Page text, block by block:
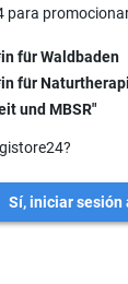
para
für Waldbaden
für
und MBSR"
Sí, iniciar sesión